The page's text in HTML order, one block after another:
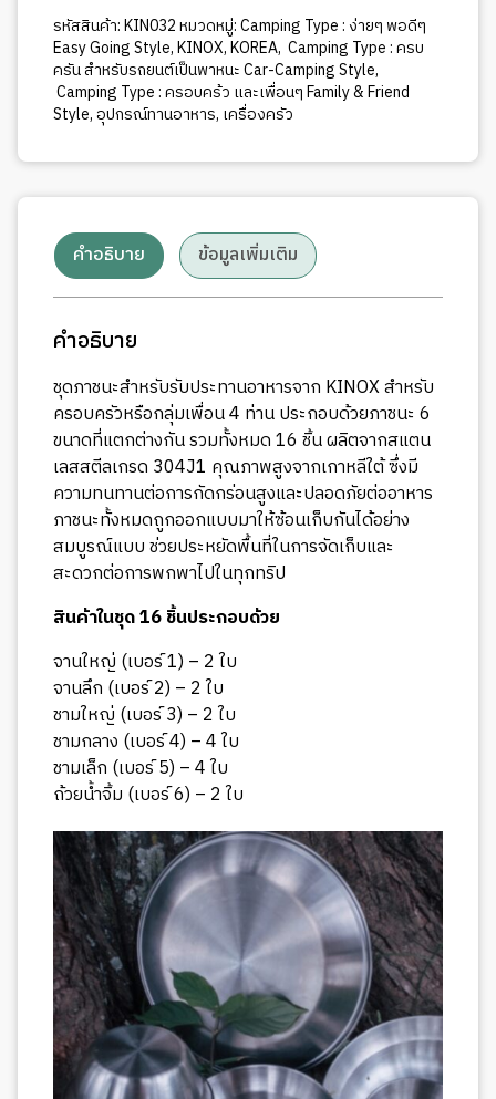
รหัสสินค้า:KIN032หมวดหมู่:Camping Type : ง่ายๆ พอดีๆ
Easy Going Style,KINOX,KOREA, Camping Type : ครบ
ครัน สำหรับรถยนต์เป็นพาหนะ Car-Camping Style,
Camping Type : ครอบคร้ว และเพื่อนๆ Family & Friend
Style,อุปกรณ์ทานอาหาร, เครื่องครัว
คำอธิบาย ข้อมูลเพิ่มเติม
คำอธิบาย
ชุดภาชนะสำหรับรับประทานอาหารจาก KINOX สำหรับ
ครอบครัวหรือกลุ่มเพื่อน 4 ท่าน ประกอบด้วยภาชนะ 6
ขนาดที่แตกต่างกัน รวมทั้งหมด 16 ชิ้น ผลิตจากสแตน
เลสสตีลเกรด 304J1 คุณภาพสูงจากเกาหลีใต้ ซึ่งมี
ความทนทานต่อการกัดกร่อนสูงและปลอดภัยต่ออาหาร
ภาชนะทั้งหมดถูกออกแบบมาให้ซ้อนเก็บกันได้อย่าง
สมบูรณ์แบบ ช่วยประหยัดพื้นที่ในการจัดเก็บและ
สะดวกต่อการพกพาไปในทุกทริป
สินค้าในชุด 16 ชิ้นประกอบด้วย
จานใหญ่ (เบอร์ 1) – 2 ใบ
จานลึก (เบอร์ 2) – 2 ใบ
ชามใหญ่ (เบอร์ 3) – 2 ใบ
ชามกลาง (เบอร์ 4) – 4 ใบ
ชามเล็ก (เบอร์ 5) – 4 ใบ
ถ้วยน้ำจิ้ม (เบอร์ 6) – 2 ใบ